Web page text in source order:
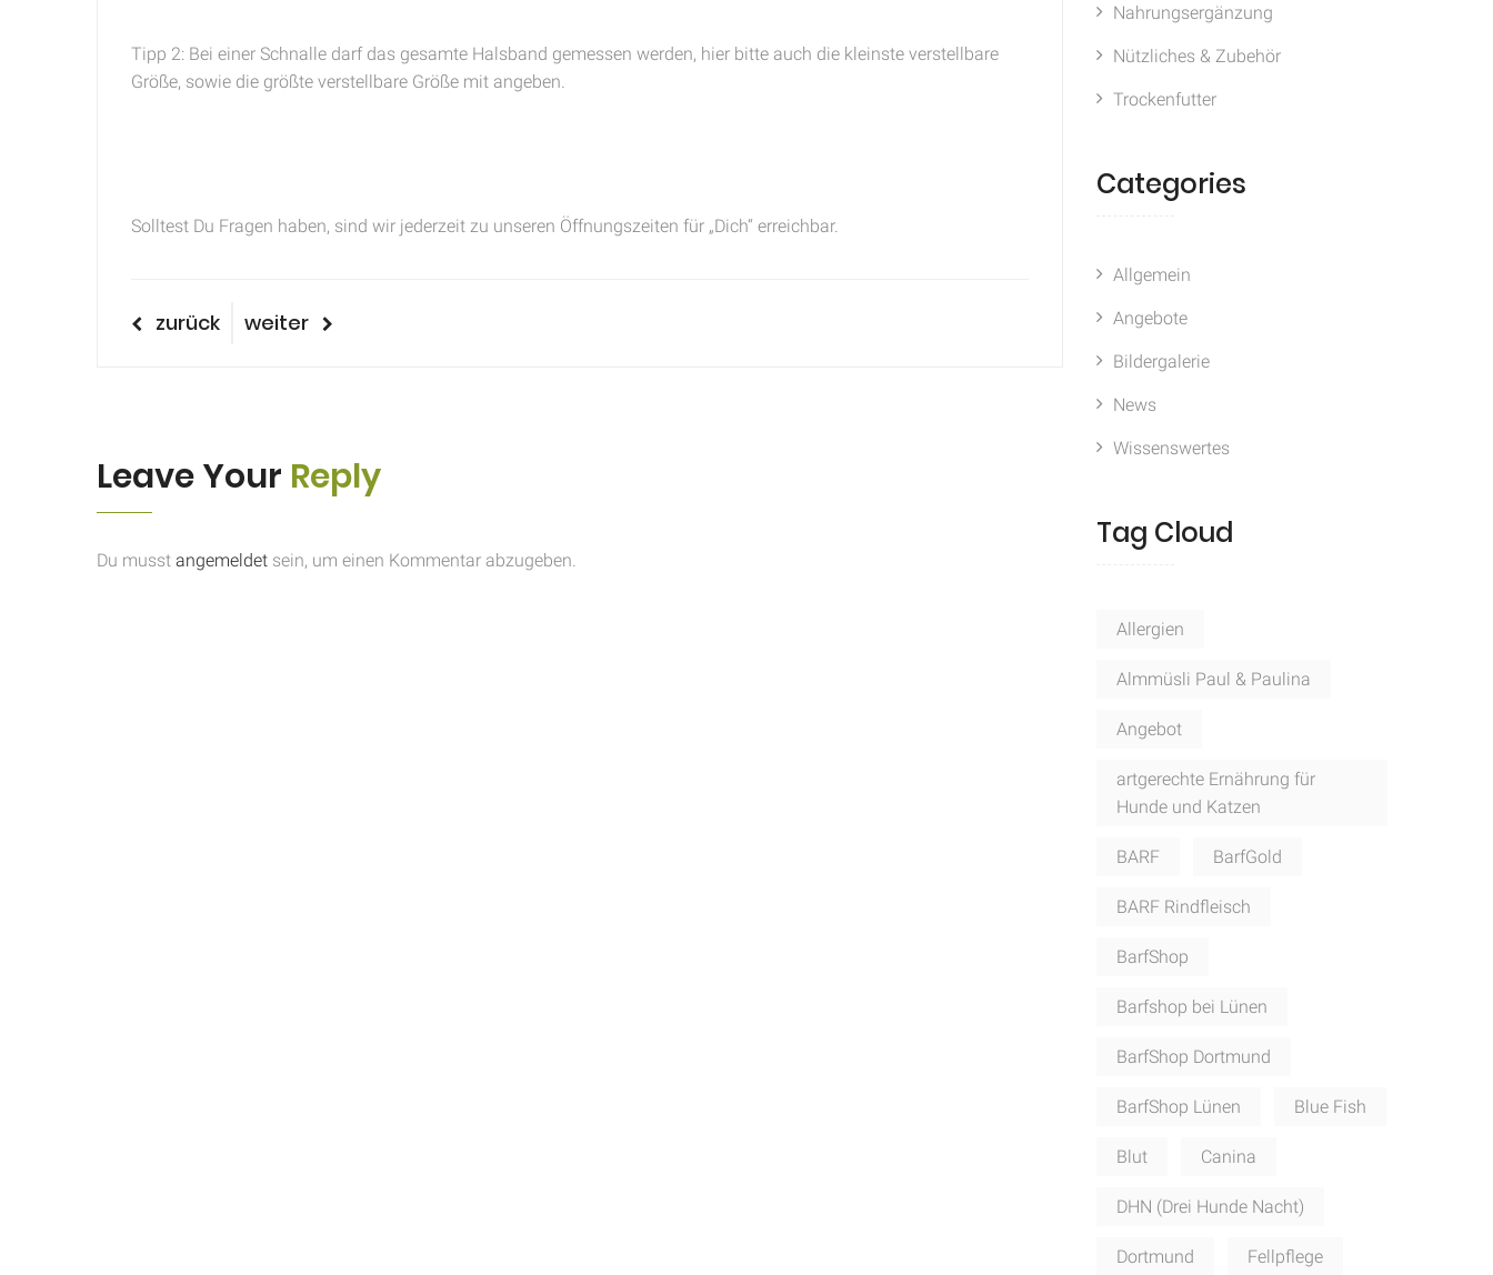
Tipp 2: Bei einer Schnalle darf das gesamte Halsband gemessen werden, hier bitte auch die kleinste verstellbare
Größe, sowie die größte verstellbare Größe mit angeben.
Solltest Du Fragen haben, sind wir jederzeit zu unseren Öffnungszeiten für „Dich“ erreichbar.
Beitragsnavigation
vorheriger
zurück
nächster
weiter
Leave Your Reply
Du musst angemeldet sein, um einen Kommentar abzugeben.
Nahrungsergänzung
Nützliches & Zubehör
Trockenfutter
Categories
Allgemein
Angebote
Bildergalerie
News
Wissenswertes
Tag Cloud
Allergien
Almmüsli Paul & Paulina
Angebot
artgerechte Ernährung für
Hunde und Katzen
BARF BarfGold
BARF Rindfleisch
BarfShop
Barfshop bei Lünen
BarfShop Dortmund
BarfShop Lünen Blue Fish
Blut Canina
DHN (Drei Hunde Nacht)
Dortmund Fellpflege